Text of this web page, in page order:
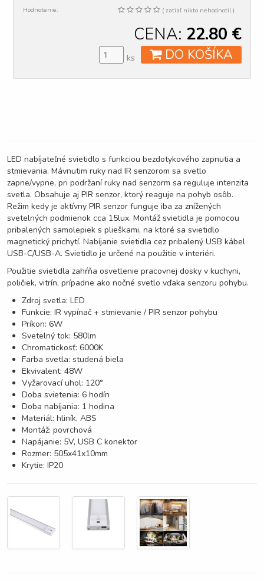
Hodnotenie: ( zatiaľ nikto nehodnotil )
CENA: 22.80 €
DO KOŠÍKA
ks
LED nabíjateľné svietidlo s funkciou bezdotykového zapnutia a
stmievania. Mávnutim ruky nad IR senzorom sa svetlo
zapne/vypne, pri podržaní ruky nad senzorm sa reguluje intenzita
svetla. Obsahuje aj PIR senzor, ktorý reaguje na pohyb osôb.
Režim kedy je aktívny PIR senzor funguje iba za znížených
svetelných podmienok cca 15lux. Montáž svietidla je pomocou
pribalených samolepiek s plieškami, na ktoré sa svietidlo
magnetický prichytí. Nabíjanie svietidla cez pribalený USB kábel
USB-C/USB-A. Svietidlo je určené na použitie v interiéri.
Použitie svietidla zahŕňa osvetlenie pracovnej dosky v kuchyni,
poličiek, vitrín, prípadne ako nočné svetlo vďaka senzoru pohybu.
Zdroj svetla: LED
Funkcie: IR vypínač + stmievanie / PIR senzor pohybu
Príkon: 6W
Svetelný tok: 580lm
Chromatickosť: 6000K
Farba svetla: studená biela
Ekvivalent: 48W
Vyžarovací uhol: 120°
Doba svietenia: 6 hodín
Doba nabíjania: 1 hodina
Materiál: hliník, ABS
Montáž: povrchová
Napájanie: 5V, USB C konektor
Rozmer: 505x41x10mm
Krytie: IP20